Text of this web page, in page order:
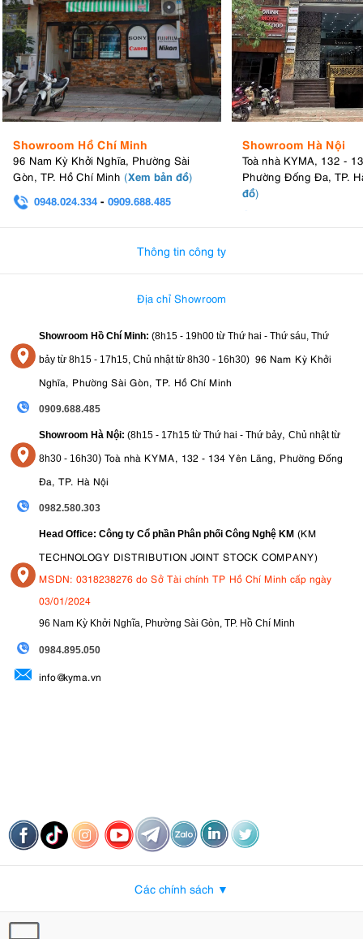
Showroom Hồ Chí Minh
96 Nam Kỳ Khởi Nghĩa, Phường Sài
Gòn, TP. Hồ Chí Minh (Xem bản đồ)
0948.024.334 - 0909.688.485
Showroom Hà Nội
Toà nhà KYMA, 132 -
Phường Đống Đa, TP.
đồ)
Thông tin công ty
Địa chỉ Showroom
Showroom Hồ Chí Minh: (8h15 - 19h00 từ Thứ hai - Thứ sáu, Thứ
bảy từ 8h15 - 17h15, Chủ nhật từ 8h30 - 16h30) 96 Nam Kỳ Khởi
Nghĩa, Phường Sài Gòn, TP. Hồ Chí Minh
0909.688.485
Showroom Hà Nội: (8h15 - 17h15 từ Thứ hai - Thứ bảy, Chủ nhật từ
8h30 - 16h30) Toà nhà KYMA, 132 - 134 Yên Lãng, Phường Đống
Đa, TP. Hà Nội
0982.580.303
Head Office: Công ty Cổ phần Phân phối Công Nghệ KM (KM
TECHNOLOGY DISTRIBUTION JOINT STOCK COMPANY)
MSDN: 0318238276 do Sở Tài chính TP Hồ Chí Minh cấp ngày
03/01/2024
96 Nam Kỳ Khởi Nghĩa, Phường Sài Gòn, TP. Hồ Chí Minh
0984.895.050
info@kyma.vn
Các chính sách ▼